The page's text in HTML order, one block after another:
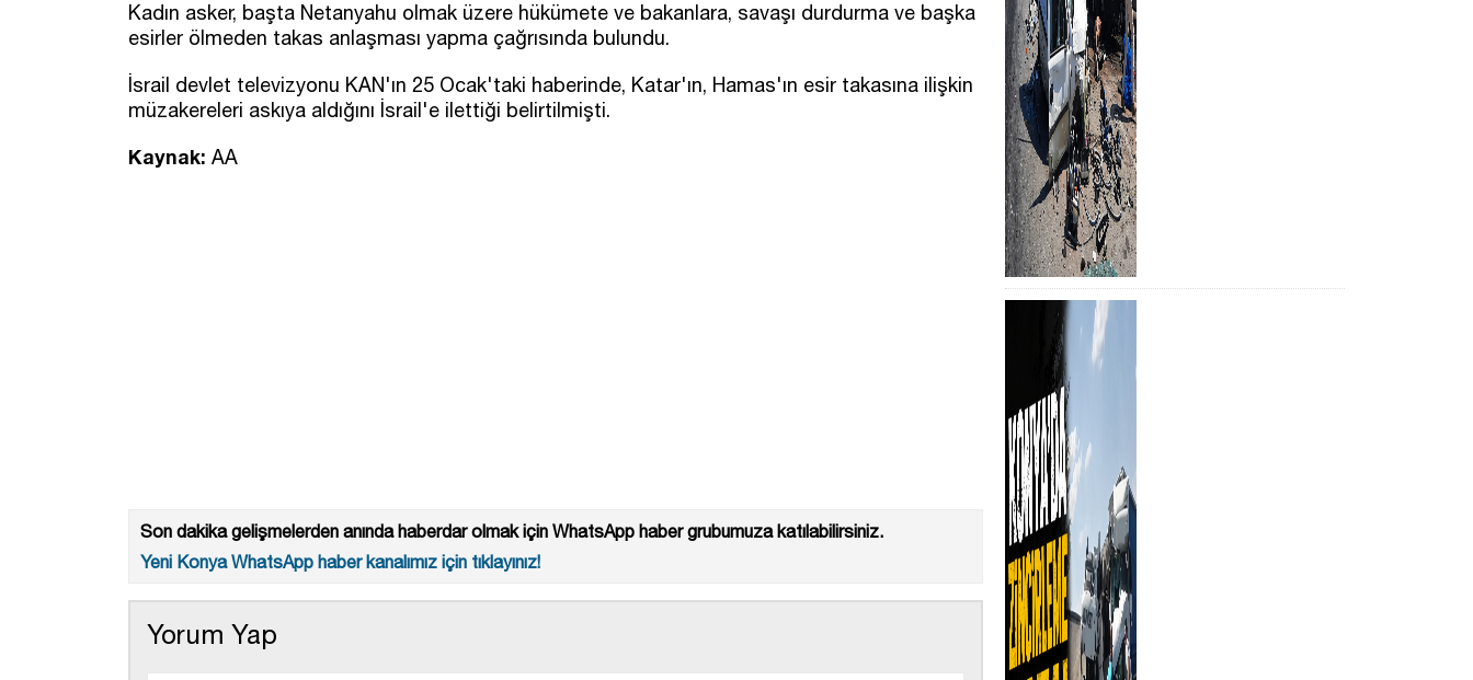
Kadın asker, başta Netanyahu olmak üzere hükümete ve bakanlara, savaşı durdurma ve başka
esirler ölmeden takas anlaşması yapma çağrısında bulundu.
İsrail devlet televizyonu KAN'ın 25 Ocak'taki haberinde, Katar'ın, Hamas'ın esir takasına ilişkin
müzakereleri askıya aldığını İsrail'e ilettiği belirtilmişti.
Kaynak: AA
Son dakika gelişmelerden anında haberdar olmak için WhatsApp haber grubumuza katılabilirsiniz.
Yeni Konya WhatsApp haber kanalımız için tıklayınız!
Yorum Yap